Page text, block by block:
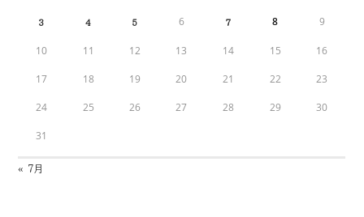
3 4 5 6 7 8 9
10 11 12 13 14 15 16
17 18 19 20 21 22 23
24 25 26 27 28 29 30
31
« 7月